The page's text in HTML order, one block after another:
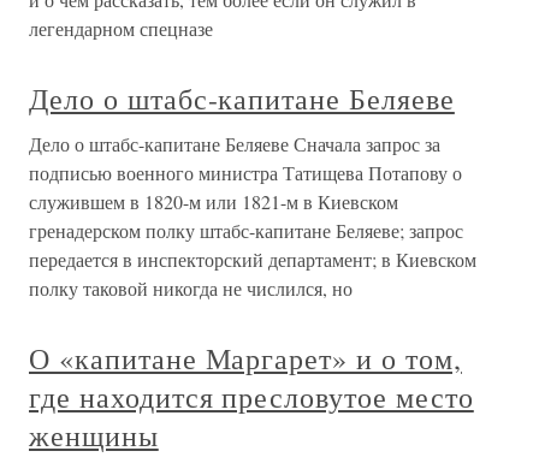
легендарном спецназе
Дело о штабс-капитане Беляеве
Дело о штабс-капитане Беляеве Сначала запрос за
подписью военного министра Татищева Потапову о
служившем в 1820-м или 1821-м в Киевском
гренадерском полку штабс-капитане Беляеве; запрос
передается в инспекторский департамент; в Киевском
полку таковой никогда не числился, но
О «капитане Маргарет» и о том,
где находится пресловутое место
женщины